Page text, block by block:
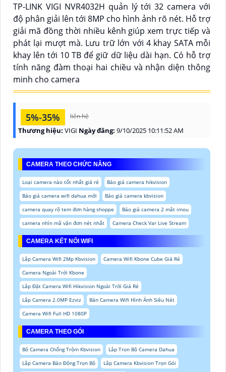
TP-LINK VIGI NVR4032H quản lý tới 32 camera với
độ phân giải lên tới 8MP cho hình ảnh rõ nét. Hỗ trợ
giải mã đồng thời nhiều kênh giúp xem trực tiếp và
phát lại mượt mà. Lưu trữ lớn với 4 khay SATA mỗi
khay lên tới 10 TB để giữ dữ liệu dài hạn. Có hỗ trợ
tính năng đàm thoại hai chiều và nhận diện thông
minh cho camera
5%-35% liên hệ
Thương hiệu: VIGI Ngày đăng: 9/10/2025 10:11:52 AM
CAMERA THEO CHỨC NĂNG
Loại camera nào tốt nhất giá rẻ
Báo giá camera hikvision
Báo giá camera wifi dahua mới
Báo giá camera kbvision
camera quay rõ tem đơn hàng shoppe
Báo giá camera 2 mắt imou
camera nhìn mã vận đơn nét nhất
Camera Check Var Live Stream
CAMERA KẾT NỐI WIFI
Lắp Camera Wifi 2Mp Kbvision
Camera Wifi Kbone Cube Giá Rẻ
Camera Ngoài Trời Kbone
Lắp Đặt Camera Wifi Hikvision Ngoài Trời Giá Rẻ
Lắp Camera 2.0MP Ezviz
Bán Camera Wifi Hình Ảnh Siêu Nét
Camera Wifi Full HD 1080P
CAMERA THEO GÓI
Bộ Camera Chống Trộm Kbvision
Lắp Trọn Bộ Camera Dahua
Lắp Camera Báo Động Trọn Bộ
Lắp Camera Kbvision Trọn Gói